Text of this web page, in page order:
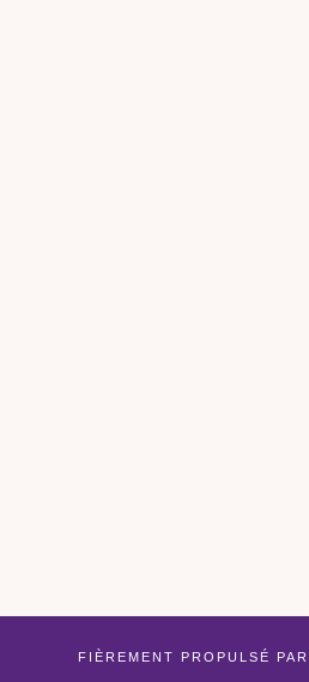
FIÈREMENT PROPULSÉ PAR